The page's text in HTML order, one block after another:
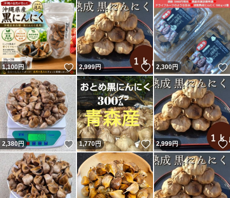
1,100 円 いいね！
2,999円 いいね！
2,300円
2,380円 いいね！
1,770円 いいね！
2,999円